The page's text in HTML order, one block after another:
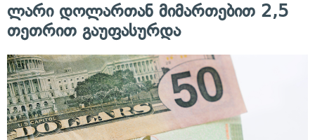
ლარი დოლართან მიმართებით 2,5
თეთრით გაუფასურდა